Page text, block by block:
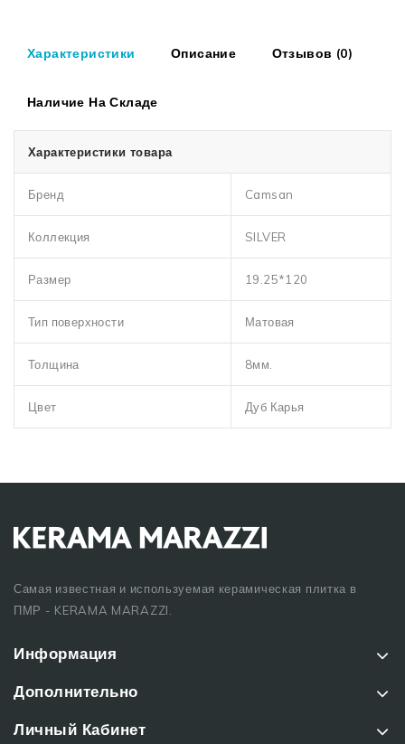
Характеристики Описание Отзывов (0)
Наличие На Складе
Характеристики товара
Бренд Camsan
Коллекция SILVER
Размер 19.25*120
Тип поверхности Матовая
Толщина 8мм.
Цвет Дуб Карья
Самая известная и используемая керамическая плитка в
ПМР - KERAMA MARAZZI.
Информация
Дополнительно
Личный Кабинет